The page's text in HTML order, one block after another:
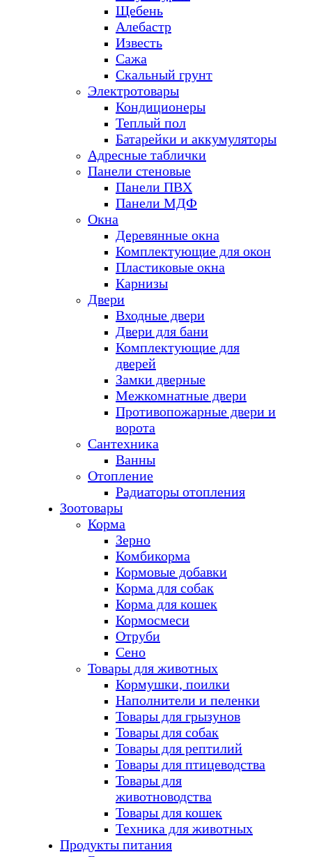
Щебень
Алебастр
Известь
Сажа
Скальный грунт
Электротовары
Кондиционеры
Теплый пол
Батарейки и аккумуляторы
Адресные таблички
Панели стеновые
Панели ПВХ
Панели МДФ
Окна
Деревянные окна
Комплектующие для окон
Пластиковые окна
Карнизы
Двери
Входные двери
Двери для бани
Комплектующие для
дверей
Замки дверные
Межкомнатные двери
Противопожарные двери и
ворота
Сантехника
Ванны
Отопление
Радиаторы отопления
Зоотовары
Корма
Зерно
Комбикорма
Кормовые добавки
Корма для собак
Корма для кошек
Кормосмеси
Отруби
Сено
Товары для животных
Кормушки, поилки
Наполнители и пеленки
Товары для грызунов
Товары для собак
Товары для рептилий
Товары для птицеводства
Товары для
животноводства
Товары для кошек
Техника для животных
Продукты питания